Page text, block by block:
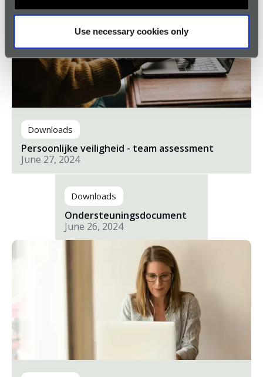
Use necessary cookies only
Downloads
Persoonlijke veiligheid - team assessment
June 27, 2024
Downloads
Ondersteuningsdocument
June 26, 2024